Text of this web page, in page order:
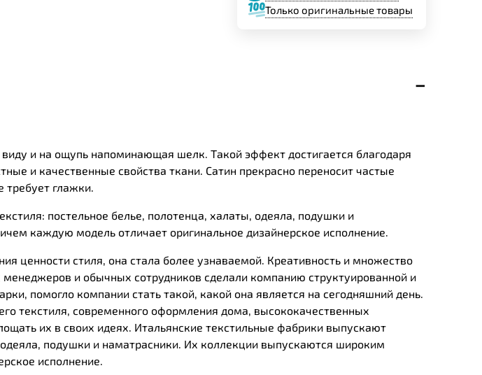
Только оригинальные товары
и на ощупь напоминающая шелк. Такой эффект достигается благодаря
и качественные свойства ткани. Сатин прекрасно переносит частые
требует глажки.
постельное белье, полотенца, халаты, одеяла, подушки и
каждую модель отличает оригинальное дизайнерское исполнение.
ценности стиля, она стала более узнаваемой. Креативность и множество
и обычных сотрудников сделали компанию структуированной и
помогло компании стать такой, какой она является на сегодняшний день.
текстиля, современного оформления дома, высококачественных
их в своих идеях. Итальянские текстильные фабрики выпускают
подушки и наматрасники. Их коллекции выпускаются широким
исполнение.